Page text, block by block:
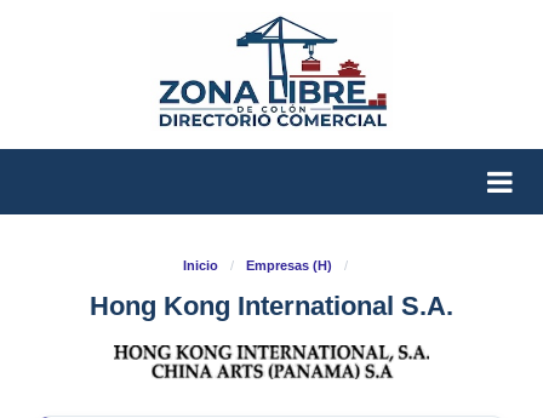
Inicio / Empresas (H) /
Hong Kong International S.A.